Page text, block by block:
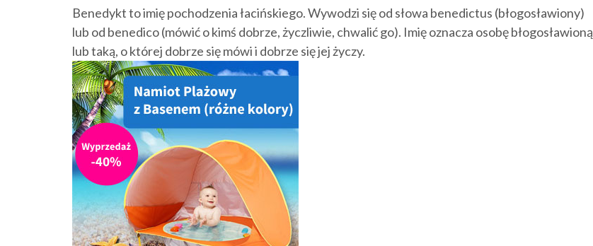
Benedykt to imię pochodzenia łacińskiego. Wywodzi się od słowa benedictus (błogosławiony)
lub od benedico (mówić o kimś dobrze, życzliwie, chwalić go). Imię oznacza osobę błogosławioną
lub taką, o której dobrze się mówi i dobrze się jej życzy.